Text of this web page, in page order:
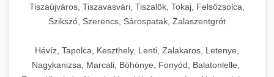
Tiszaújváros, Tiszavasvári, Tiszalök, Tokaj, Felsőzsolca,
Szikszó, Szerencs, Sárospatak, Zalaszentgrót
Hévíz, Tapolca, Keszthely, Lenti, Zalakaros, Letenye,
Nagykanizsa, Marcali, Böhönye, Fonyód, Balatonlelle,